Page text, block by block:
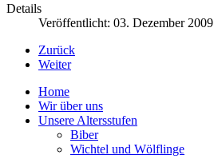
Details
Veröffentlicht: 03. Dezember 2009
Zurück
Weiter
Home
Wir über uns
Unsere Altersstufen
Biber
Wichtel und Wölflinge